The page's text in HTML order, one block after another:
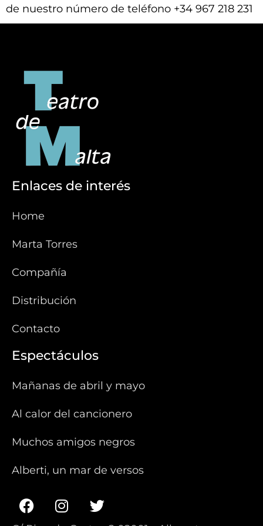
de nuestro número de teléfono +34 967 218 231
Enlaces de interés
Home
Marta Torres
Compañía
Distribución
Contacto
Espectáculos
Mañanas de abril y mayo
Al calor del cancionero
Muchos amigos negros
Alberti, un mar de versos